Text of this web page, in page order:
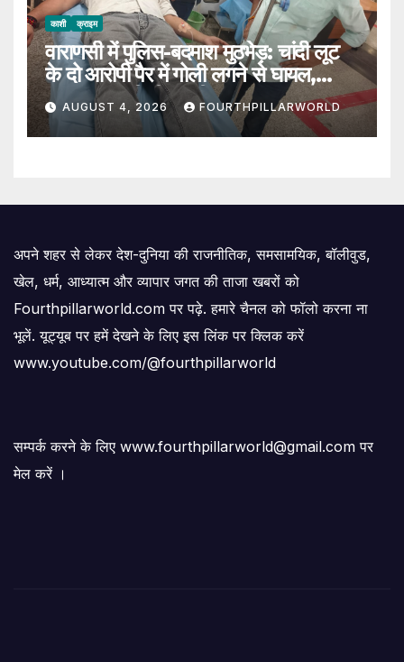
काशी क्राइम
वाराणसी में पुलिस-बदमाश मुठभेड़: चांदी लूट
के दो आरोपी पैर में गोली लगने से घायल,
SOG प्रभारी भी जख्मी
AUGUST 4, 2026 FOURTHPILLARWORLD
अपने शहर से लेकर देश-दुनिया की राजनीतिक, समसामयिक, बॉलीवुड,
खेल, धर्म, आध्यात्म और व्यापार जगत की ताजा खबरों को
Fourthpillarworld.com पर पढ़े. हमारे चैनल को फॉलो करना ना
भूलें. यूट्यूब पर हमें देखने के लिए इस लिंक पर क्लिक करें
www.youtube.com/@fourthpillarworld
सम्पर्क करने के लिए www.fourthpillarworld@gmail.com पर
मेल करें ।